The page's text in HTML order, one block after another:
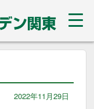
2022年11月29日